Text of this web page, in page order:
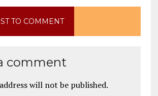
TO COMMENT
comment
will not be published.